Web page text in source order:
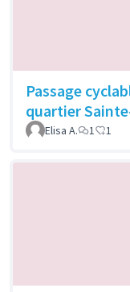
Passage
quartier
Elisa A. 1 1